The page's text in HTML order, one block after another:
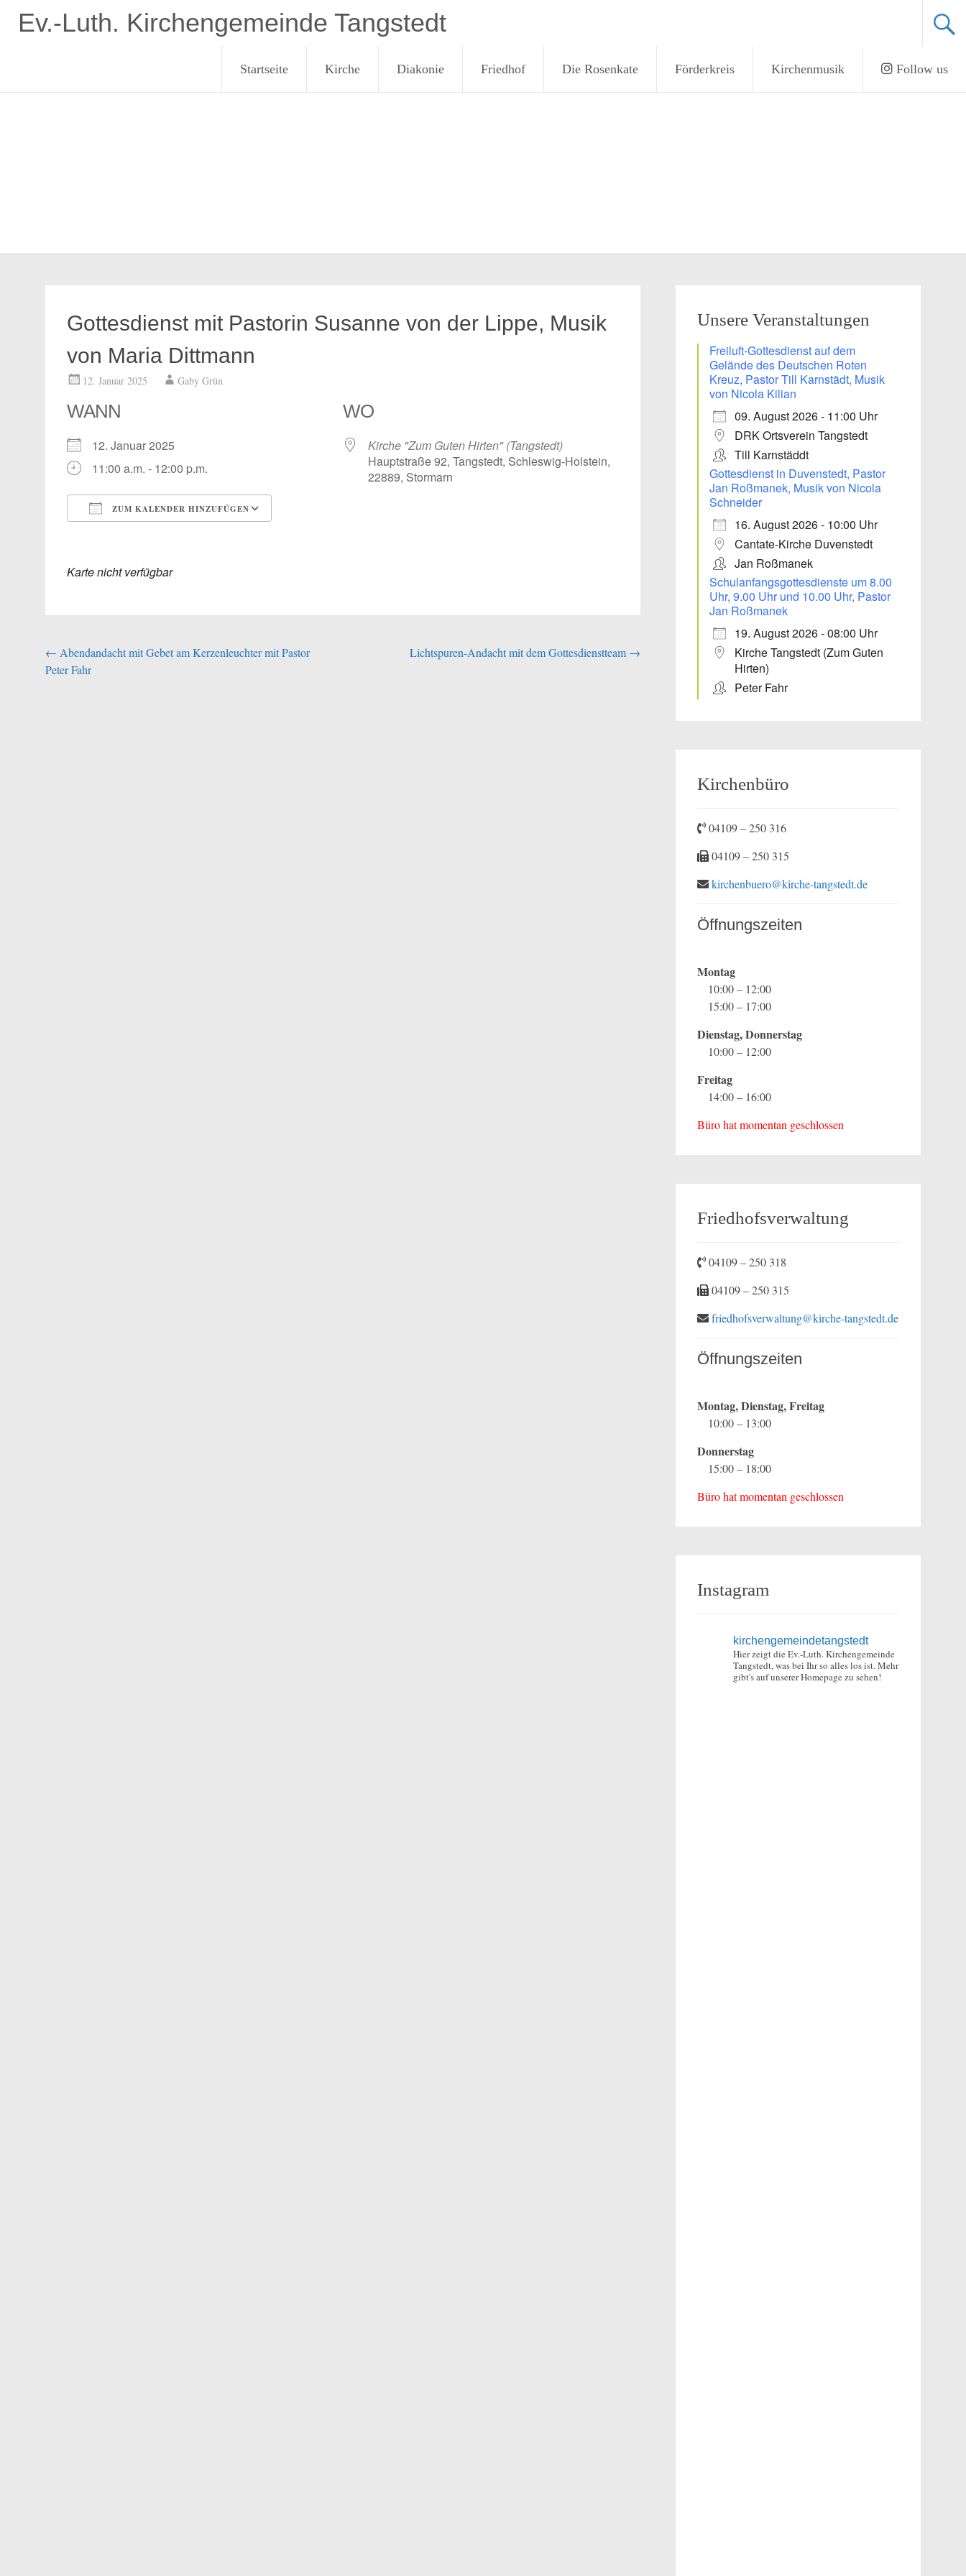
InhaltEv.-Luth. Kirchengemeinde Tangstedt
Startseite Kirche Diakonie Friedhof Die Rosenkate Förderkreis Kirchenmusik Follow us
Gottesdienst mit Pastorin Susanne von der Lippe, Musik
von Maria Dittmann
12. Januar 2025 Gaby Grün
WANN
12. Januar 2025
11:00 a.m. - 12:00 p.m.
ZUM KALENDER HINZUFÜGEN
Office 365 Outlook Live
WO
Kirche "Zum Guten Hirten" (Tangstedt)
Hauptstraße 92, Tangstedt, Schleswig-Holstein,
22889, Stormarn
Karte nicht verfügbar
Beitragsnavigation
← Abendandacht mit Gebet am Kerzenleuchter mit Pastor
Peter Fahr
Lichtspuren-Andacht mit dem Gottesdienstteam →
Unsere Veranstaltungen
Freiluft-Gottesdienst auf dem
Gelände des Deutschen Roten
Kreuz, Pastor Till Karnstädt, Musik
von Nicola Kilian
09. August 2026 - 11:00 Uhr
DRK Ortsverein Tangstedt
Till Karnstäddt
Gottesdienst in Duvenstedt, Pastor
Jan Roßmanek, Musik von Nicola
Schneider
16. August 2026 - 10:00 Uhr
Cantate-Kirche Duvenstedt
Jan Roßmanek
Schulanfangsgottesdienste um 8.00
Uhr, 9.00 Uhr und 10.00 Uhr, Pastor
Jan Roßmanek
19. August 2026 - 08:00 Uhr
Kirche Tangstedt (Zum Guten
Hirten)
Peter Fahr
Kirchenbüro
04109 – 250 316
04109 – 250 315
kirchenbuero@kirche-tangstedt.de
Öffnungszeiten
Montag
10:00 – 12:00
15:00 – 17:00
Dienstag, Donnerstag
10:00 – 12:00
Freitag
14:00 – 16:00
Büro hat momentan geschlossen
Friedhofsverwaltung
04109 – 250 318
04109 – 250 315
friedhofsverwaltung@kirche-tangstedt.de
Öffnungszeiten
Montag, Dienstag, Freitag
10:00 – 13:00
Donnerstag
15:00 – 18:00
Büro hat momentan geschlossen
Instagram
kirchengemeindetangstedt
Hier zeigt die Ev.-Luth. Kirchengemeinde
Tangstedt, was bei Ihr so alles los ist.Mehr
gibt's auf unserer Homepage zu sehen!